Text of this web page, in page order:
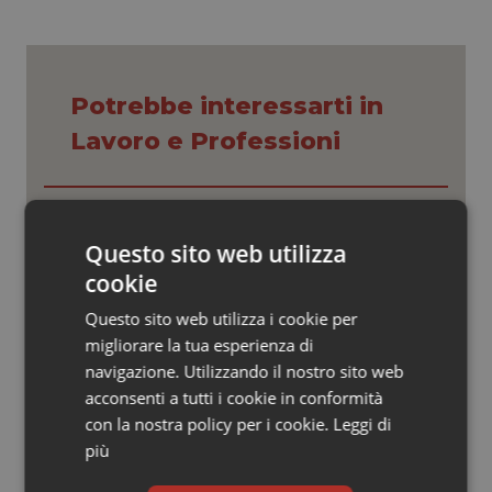
Oncologia & Nutrizione
Quotidiano Chirurgia
Quotidiano Oncologia
Quotidiano Pediatria
Rene & patologie urogenitali
Potrebbe interessarti in
Lavoro e Professioni
febbraio 2027 l’adeguamento dei
sistemi
Formazione Medicina Generale.
Fimmg: “Rischio altissimo di perdere
borse e lasciare migliaia di cittadini
senza medico. Serve decreto di
mobilità volontaria interregionale”
Farmacisti in prima linea anche
Questo sito web utilizza
cookie
Questo sito web utilizza i cookie per
migliorare la tua esperienza di
navigazione. Utilizzando il nostro sito web
acconsenti a tutti i cookie in conformità
con la nostra policy per i cookie. Leggi di
più